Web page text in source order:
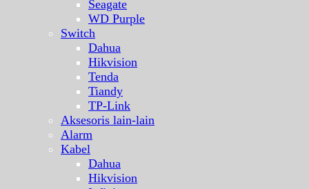
Seagate
WD Purple
Switch
Dahua
Hikvision
Tenda
Tiandy
TP-Link
Aksesoris lain-lain
Alarm
Kabel
Dahua
Hikvision